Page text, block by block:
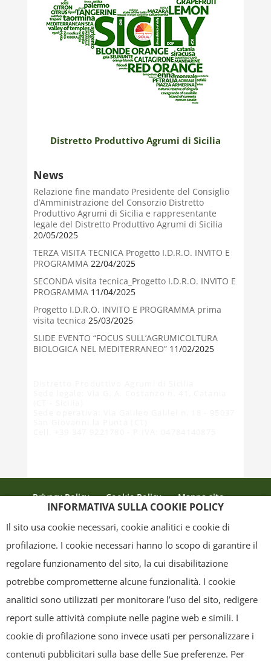
Distretto Produttivo Agrumi di Sicilia
News
Relazione fine mandato Presidente del Consiglio
d’Amministrazione del Consorzio Distretto
Produttivo Agrumi di Sicilia e rappresentante
legale del Distretto Produttivo Agrumi di Sicilia
20/05/2025
TERZA VISITA TECNICA Progetto I.D.R.O. INVITO E
PROGRAMMA22/04/2025
SECONDA visita tecnica_Progetto I.D.R.O. INVITO E
PROGRAMMA11/04/2025
Progetto I.D.R.O. INVITO E PROGRAMMA prima
visita tecnica 25/03/2025
SLIDE EVENTO “FOCUS SULL’AGRUMICOLTURA
BIOLOGICA NEL MEDITERRANEO”11/02/2025
Privacy Policy Cookie Policy
Mappa sito
grafica ed il layout) sono di proprietà del "Distretto Produttivo Agrumi di
Sicilia" e tutelati dal diritto d’autore. È pertanto vietato copiarli,
pubblicarli, riscriverli, commercializzarli, distribuirli, anche soltanto in
parte. Tutti i documenti presenti su questo sito, disponibili gratuitamente
per il download, sono da intendere esclusivamente per uso personale.
INFORMATIVA SULLA COOKIE POLICY
Il sito usa cookie necessari, cookie analitici e cookie di
profilazione. I cookie necessari hanno lo scopo di garantire il
regolare funzionamento del sito, la cui disabilitazione
potrebbe comprometterne alcune funzionalità. I cookie
analitici sono utilizzati per monitorare l’uso del sito, redigere
report sulle attività compiute nelle pagine web e simili. I
cookie di profilazione sono invece usati per personalizzare i
contenuti pubblicitari sulla base delle Sue preferenze. Per